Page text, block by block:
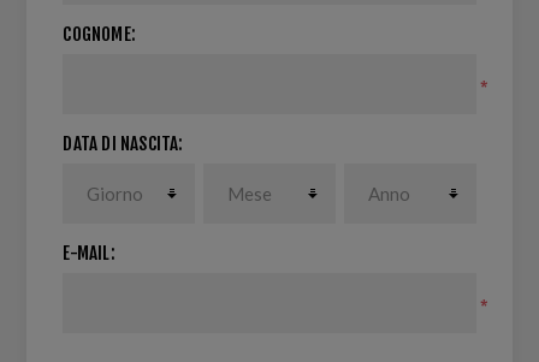
COGNOME:
*
DATA DI NASCITA:
E-MAIL:
*